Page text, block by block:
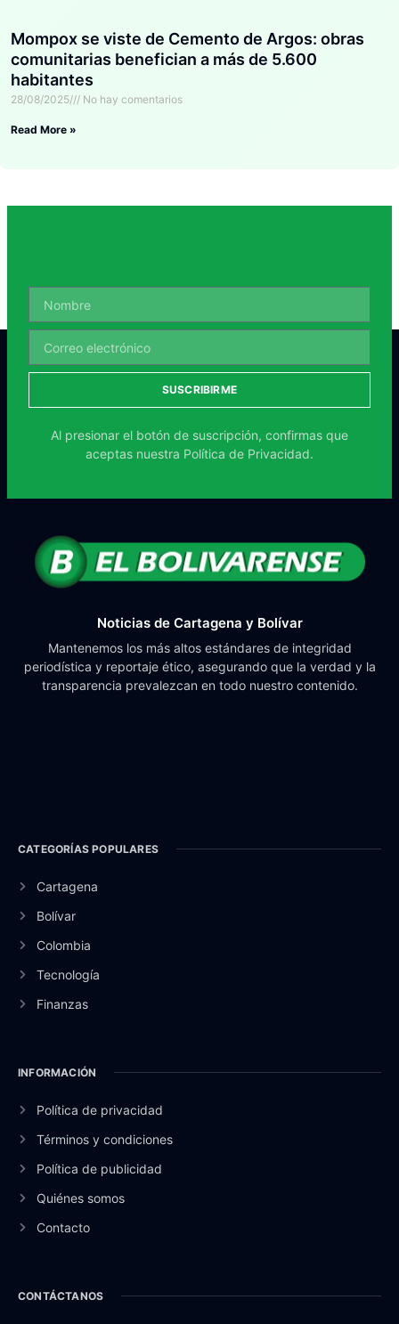
Mompox se viste de Cemento de Argos: obras
comunitarias benefician a más de 5.600
habitantes
28/08/2025 No hay comentarios
Read More »
SUSCRIBIRME
Al presionar el botón de suscripción, confirmas que
aceptas nuestra Política de Privacidad.
Noticias de Cartagena y Bolívar
Mantenemos los más altos estándares de integridad
periodística y reportaje ético, asegurando que la verdad y la
transparencia prevalezcan en todo nuestro contenido.
CATEGORÍAS POPULARES
Cartagena
Bolívar
Colombia
Tecnología
Finanzas
INFORMACIÓN
Política de privacidad
Términos y condiciones
Política de publicidad
Quiénes somos
Contacto
CONTÁCTANOS